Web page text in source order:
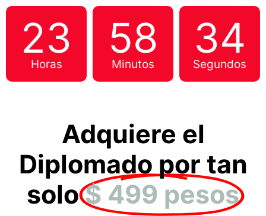
23
Horas
58
Minutos
33
Segundos
Adquiere el
Diplomado por tan
solo$ 499 pesos